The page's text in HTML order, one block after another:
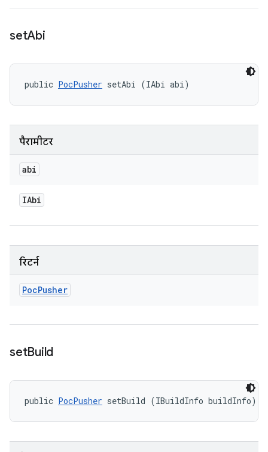
setAbi
public PocPusher setAbi (IAbi abi)
पैरामीटर
abi
IAbi
रिटर्न
PocPusher
setBuild
public PocPusher setBuild (IBuildInfo buildInfo)